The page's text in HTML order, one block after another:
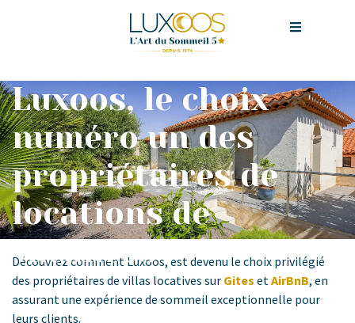
Luxoos, le choix
numéro un des
propriétaires de
locations de
vacances !
Découvrez comment Luxoos, est devenu le choix privilégié
des propriétaires de villas locatives sur Gites etAirBnB, en
assurant une expérience de sommeil exceptionnelle pour
leurs clients.